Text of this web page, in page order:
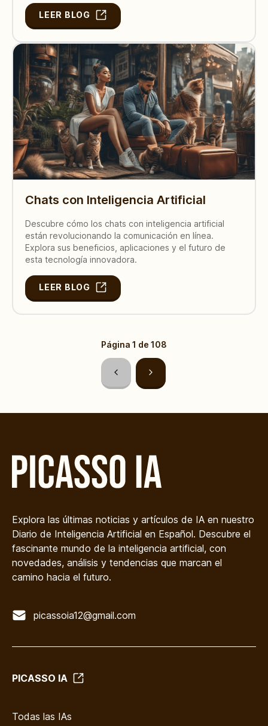
LEER BLOG
Chats con Inteligencia Artificial
Descubre cómo los chats con inteligencia artificial
están revolucionando la comunicación en línea.
Explora sus beneficios, aplicaciones y el futuro de
esta tecnología innovadora.
LEER BLOG
Página 1 de 108
Explora las últimas noticias y artículos de IA en nuestro
Diario de Inteligencia Artificial en Español. Descubre el
fascinante mundo de la inteligencia artificial, con
novedades, análisis y tendencias que marcan el
camino hacia el futuro.
picassoia12@gmail.com
PICASSO IA
Todas las IAs